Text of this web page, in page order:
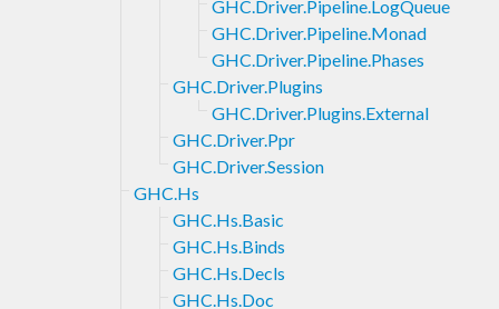
GHC.Driver.Pipeline.LogQueue
GHC.Driver.Pipeline.Monad
GHC.Driver.Pipeline.Phases
GHC.Driver.Plugins
GHC.Driver.Plugins.External
GHC.Driver.Ppr
GHC.Driver.Session
GHC.Hs
GHC.Hs.Basic
GHC.Hs.Binds
GHC.Hs.Decls
GHC.Hs.Doc